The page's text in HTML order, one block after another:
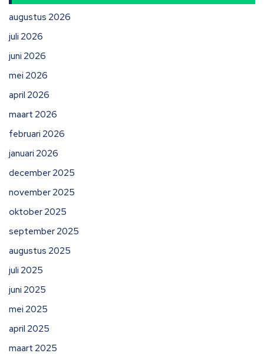
augustus 2026
juli 2026
juni 2026
mei 2026
april 2026
maart 2026
februari 2026
januari 2026
december 2025
november 2025
oktober 2025
september 2025
augustus 2025
juli 2025
juni 2025
mei 2025
april 2025
maart 2025